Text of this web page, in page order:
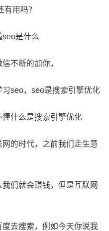
用吗？
是什么
不断的加你，
seo，seo是搜索引擎优化
什么是搜索引擎优化
的时代，之前我们走生意
们就会赚钱，但是互联网
去搜索，例如今天你说我